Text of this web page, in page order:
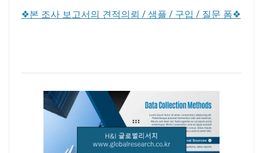
❖본 조사 보고서의 견적의뢰 / 샘플 / 구입 / 질문 폼❖